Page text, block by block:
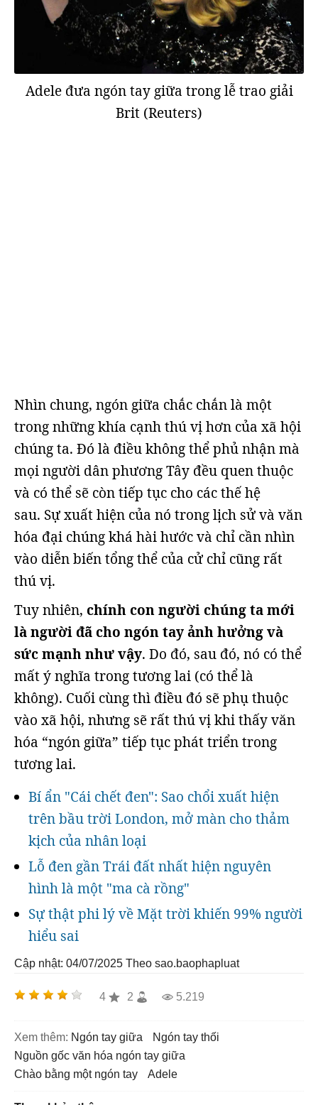
Adele đưa ngón tay giữa trong lễ trao giải
Brit (Reuters)
Nhìn chung, ngón giữa chắc chắn là một
trong những khía cạnh thú vị hơn của xã hội
chúng ta. Đó là điều không thể phủ nhận mà
mọi người dân phương Tây đều quen thuộc
và có thể sẽ còn tiếp tục cho các thế hệ
sau. Sự xuất hiện của nó trong lịch sử và văn
hóa đại chúng khá hài hước và chỉ cần nhìn
vào diễn biến tổng thể của cử chỉ cũng rất
thú vị.
Tuy nhiên, chính con người chúng ta mới
là người đã cho ngón tay ảnh hưởng và
sức mạnh như vậy. Do đó, sau đó, nó có thể
mất ý nghĩa trong tương lai (có thể là
không). Cuối cùng thì điều đó sẽ phụ thuộc
vào xã hội, nhưng sẽ rất thú vị khi thấy văn
hóa “ngón giữa” tiếp tục phát triển trong
tương lai.
Bí ẩn "Cái chết đen": Sao chổi xuất hiện
trên bầu trời London, mở màn cho thảm
kịch của nhân loại
Lỗ đen gần Trái đất nhất hiện nguyên
hình là một "ma cà rồng"
Sự thật phi lý về Mặt trời khiến 99% người
hiểu sai
Cập nhật: 04/07/2025 Theo sao.baophapluat
4 2 5.219
Xem thêm: ngón tay giữa
ngón tay thối
nguồn gốc văn hóa ngón tay giữa
chào bằng một ngón tay
adele